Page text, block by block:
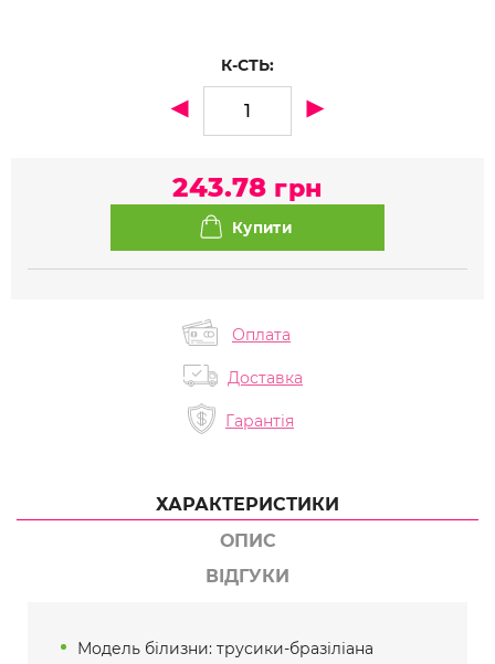
К-СТЬ:
243.78 грн
Оплата
Доставка
Гарантія
ХАРАКТЕРИСТИКИ
ОПИС
ВІДГУКИ
Модель білизни: трусики-бразіліана